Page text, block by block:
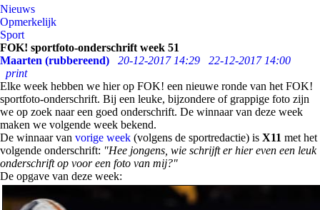
Nieuws
Opmerkelijk
Sport
FOK! sportfoto-onderschrift week 51
Maarten (rubbereend)
20-12-2017 14:29
22-12-2017 14:00
print
Elke week hebben we hier op FOK! een nieuwe ronde van het FOK!
sportfoto-onderschrift. Bij een leuke, bijzondere of grappige foto zijn
we op zoek naar een goed onderschrift. De winnaar van deze week
maken we volgende week bekend.
De winnaar van vorige week (volgens de sportredactie) is X11 met het
volgende onderschrift: "Hee jongens, wie schrijft er hier even een leuk
onderschrift op voor een foto van mij?"
De opgave van deze week: